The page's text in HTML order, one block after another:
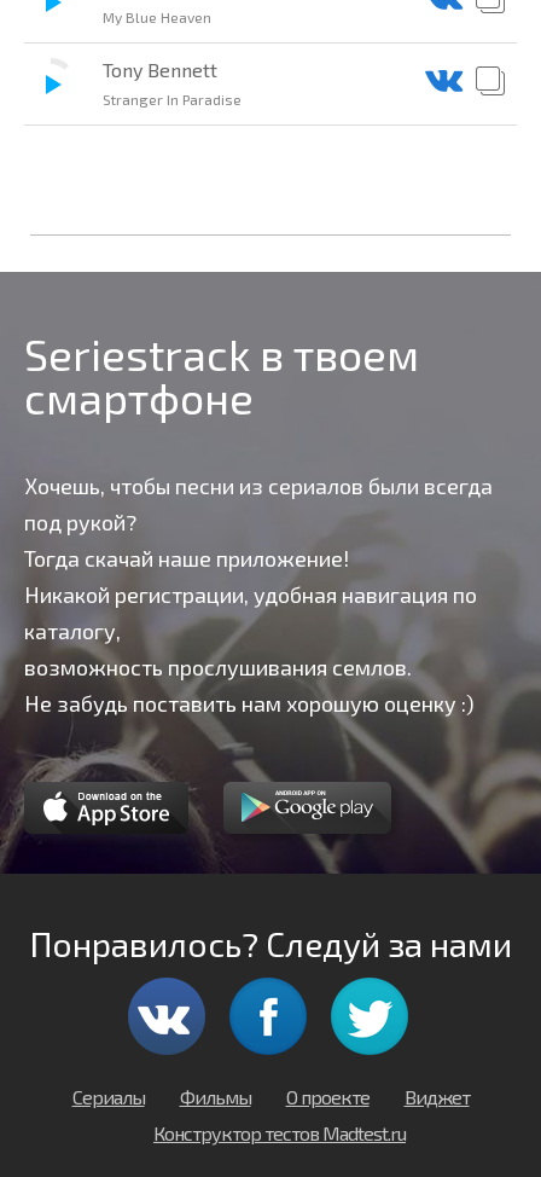
My Blue Heaven
Tony Bennett
Stranger In Paradise
Seriestrack в твоем
смартфоне
Хочешь, чтобы песни из сериалов были всегда
под рукой?
Тогда скачай наше приложение!
Никакой регистрации, удобная навигация по
каталогу,
возможность прослушивания семлов.
Не забудь поставить нам хорошую оценку :)
Понравилось? Следуй за нами
Сериалы Фильмы О проекте
Виджет
Конструктор тестов Madtest.ru